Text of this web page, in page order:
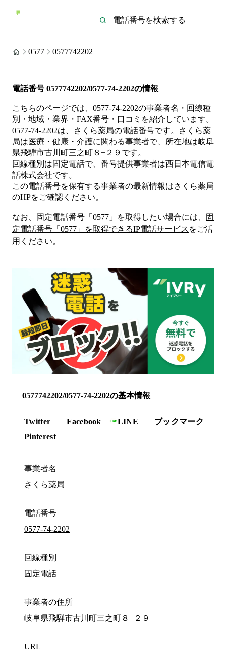
0577 0577742202
電話番号 0577742202/0577-74-2202の情報
こちらのページでは、 0577-74-2202の事業者名・回線種
別・地域・業界・FAX番号・口コミを紹介しています。
0577-74-2202は、 さくら薬局の電話番号です。
さくら薬
局は医療・健康・介護に関わる事業者で、所在地は岐阜
県飛騨市古川町三之町８−２９ です。
回線種別は固定電話で、番号提供事業者は西日本電信電
話株式会社です。
この電話番号を保有する事業者の最新情報はさくら薬局
のHPをご確認ください。
なお、固定電話番号「 0577 」を取得したい場合には、
固
定電話番号「 0577 」を取得できるIP電話サービス をご活
用ください。
0577742202/0577-74-2202の基本情報
Twitter Facebook LINE
ブックマーク
Pinterest
事業者名
さくら薬局
電話番号
0577-74-2202
回線種別
固定電話
事業者の住所
岐阜県飛騨市古川町三之町８−２９
URL